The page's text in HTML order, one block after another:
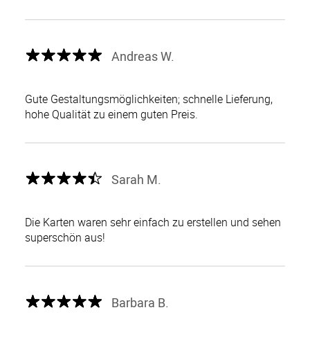
Andreas W.
Gute Gestaltungsmöglichkeiten; schnelle Lieferung,
hohe Qualität zu einem guten Preis.
Sarah M.
Die Karten waren sehr einfach zu erstellen und sehen
superschön aus!
Barbara B.